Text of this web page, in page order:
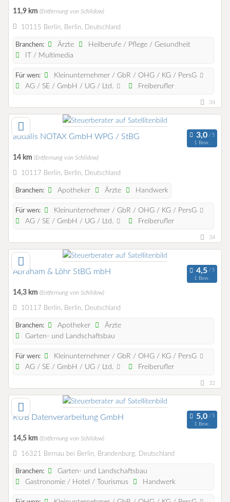
11,9 km (Entfernung von Schildow)
10115 Berlin, Berlin, Deutschland
Branchen: Ärzte
Heilberufe / Pflege / Gesundheit
IT / Multimedia
Für wen:
Kleinunternehmer / GbR / OHG / KG / PersG
AG / SE / GmbH / UG / Ltd.
Freiberufler
34
audalis NOTAX GmbH WPG / StBG
1 Bew.
14 km (Entfernung von Schildow)
10117 Berlin, Berlin, Deutschland
Branchen: Apotheker Ärzte Handwerk
Für wen:
Kleinunternehmer / GbR / OHG / KG / PersG
AG / SE / GmbH / UG / Ltd.
Freiberufler
34
Abraham & Löhr StBG mbH
1 Bew.
14,3 km (Entfernung von Schildow)
10117 Berlin, Berlin, Deutschland
Branchen: Apotheker
Ärzte
Garten- und Landschaftsbau
Für wen:
Kleinunternehmer / GbR / OHG / KG / PersG
AG / SE / GmbH / UG / Ltd.
Freiberufler
32
RUB Datenverarbeitung GmbH
1 Bew.
14,5 km (Entfernung von Schildow)
16321 Bernau bei Berlin, Brandenburg, Deutschland
Branchen:
Garten- und Landschaftsbau
Gastronomie / Hotel / Tourismus
Handwerk